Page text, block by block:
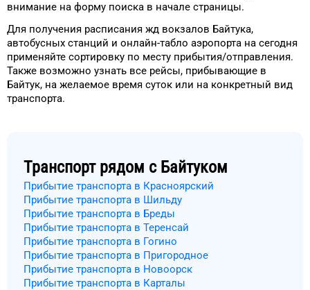
внимание на форму поиска в начале страницы.
Для получения расписания жд вокзалов Байтука,
автобусных станций и онлайн-табло аэропорта на сегодня
применяйте сортировку по месту прибытия/отправления.
Также возможно узнать все рейсы, прибывающие в
Байтук, на желаемое время суток или на конкретный вид
транспорта.
Транспорт рядом с Байтуком
Прибытие транспорта в Красноярский
Прибытие транспорта в Шильду
Прибытие транспорта в Бреды
Прибытие транспорта в Теренсай
Прибытие транспорта в Гогино
Прибытие транспорта в Пригородное
Прибытие транспорта в Новоорск
Прибытие транспорта в Карталы